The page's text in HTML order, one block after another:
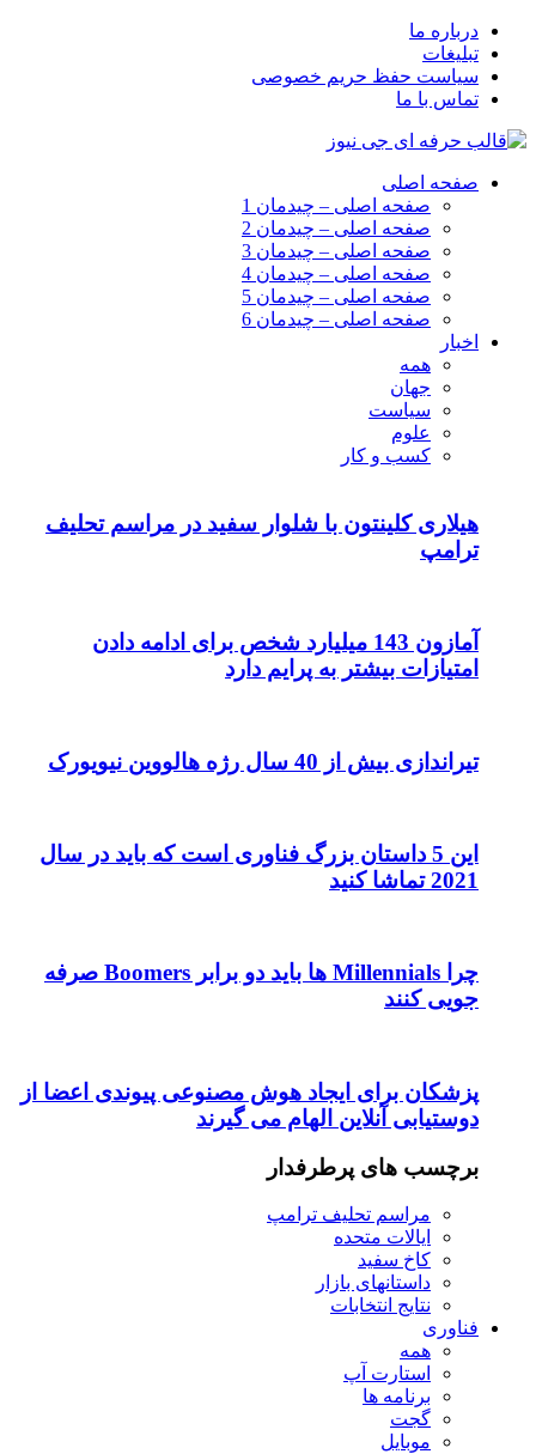
درباره ما
تبلیغات
سیاست حفظ حریم خصوصی
تماس با ما
صفحه اصلی
صفحه اصلی – چیدمان 1
صفحه اصلی – چیدمان 2
صفحه اصلی – چیدمان 3
صفحه اصلی – چیدمان 4
صفحه اصلی – چیدمان 5
صفحه اصلی – چیدمان 6
اخبار
همه
جهان
سیاست
علوم
کسب و کار
هیلاری کلینتون با شلوار سفید در مراسم تحلیف
ترامپ
آمازون 143 میلیارد شخص برای ادامه دادن
امتیازات بیشتر به پرایم دارد
تیراندازی بیش از 40 سال رژه هالووین نیویورک
این 5 داستان بزرگ فناوری است که باید در سال
2021 تماشا کنید
چرا Millennials ها باید دو برابر Boomers صرفه
جویی کنند
پزشکان برای ایجاد هوش مصنوعی پیوندی اعضا از
دوستیابی آنلاین الهام می گیرند
برچسب های پرطرفدار
مراسم تحلیف ترامپ
ایالات متحده
کاخ سفید
داستانهای بازار
نتایج انتخابات
فناوری
همه
استارت آپ
برنامه ها
گجت
موبایل